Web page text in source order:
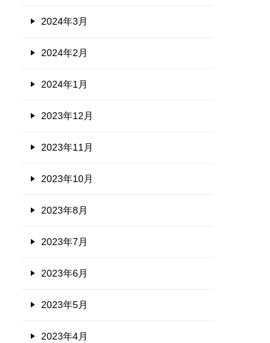
2024年3月
2024年2月
2024年1月
2023年12月
2023年11月
2023年10月
2023年8月
2023年7月
2023年6月
2023年5月
2023年4月